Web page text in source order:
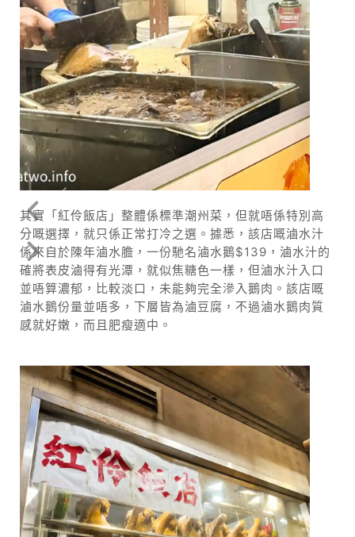
其實「紅伶飯店」整體係標準潮州菜，但就唔係特別高
分嘅選擇，就只係正常打冷之選。據悉，該店嘅滷水汁
係來自於陳年滷水膽，一份馳名滷水鵝$139，滷水汁的
確將表皮滷得有光潭，就似焦糖色一樣，但滷水汁入口
並唔算濃郁，比較淡口，未能夠完全滲入鵝肉。該店嘅
滷水鵝份量並唔多，下層皆為滷豆腐，不過滷水鵝肉質
感就好嫩，而且肥瘦適中。